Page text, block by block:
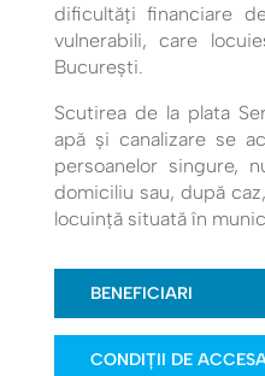
dificultăți financiare
vulnerabili, care
Bucureşti.
Scutirea de la plata
apă şi canalizare se
persoanelor singure,
domiciliu sau, după
locuință situată în
BENEFICIARI
CONDIȚII DE